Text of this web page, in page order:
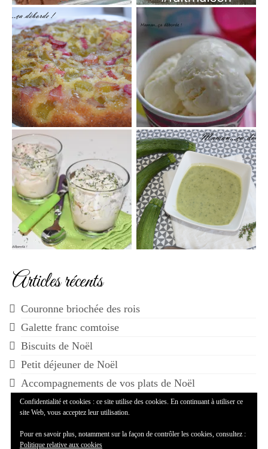
Articles récents
Couronne briochée des rois
Galette franc comtoise
Biscuits de Noël
Petit déjeuner de Noël
Accompagnements de vos plats de Noël
Confidentialité et cookies : ce site utilise des cookies. En continuant à utiliser ce
site Web, vous acceptez leur utilisation.
Pour en savoir plus, notamment sur la façon de contrôler les cookies, consultez :
Politique relative aux cookies